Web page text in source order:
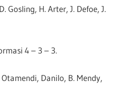
Gosling, H. Arter, J. Defoe, J.
4 – 3 – 3.
Danilo, B. Mendy,